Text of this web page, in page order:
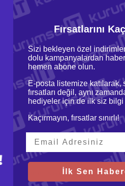
sensörleri sayesinde, dizüstü
dizinizin üzerinde isterse masada
Fırsatlarını
Sizi bekleyen özel
dolu kampanyalardan
hemen abone olun.
E-posta listemize katılarak,
fırsatları değil, aynı
hediyeler için de ilk siz bilgi
Kaçırmayın, fırsatlar sınırlı!
İlk Sen